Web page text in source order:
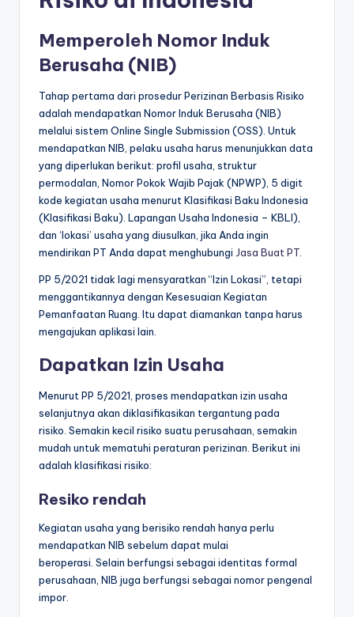
Memperoleh Nomor Induk
Berusaha (NIB)
Tahap pertama dari prosedur Perizinan Berbasis Risiko
adalah mendapatkan Nomor Induk Berusaha (NIB)
melalui sistem Online Single Submission (OSS). Untuk
mendapatkan NIB, pelaku usaha harus menunjukkan data
yang diperlukan berikut: profil usaha, struktur
permodalan, Nomor Pokok Wajib Pajak (NPWP), 5 digit
kode kegiatan usaha menurut Klasifikasi Baku Indonesia
(Klasifikasi Baku). Lapangan Usaha Indonesia – KBLI),
dan ‘lokasi’ usaha yang diusulkan, jika Anda ingin
mendirikan PT Anda dapat menghubungi Jasa Buat PT
PP 5/2021 tidak lagi mensyaratkan “Izin Lokasi”, tetapi
menggantikannya dengan Kesesuaian Kegiatan
Pemanfaatan Ruang. Itu dapat diamankan tanpa harus
mengajukan aplikasi lain.
Dapatkan Izin Usaha
Menurut PP 5/2021, proses mendapatkan izin usaha
selanjutnya akan diklasifikasikan tergantung pada
risiko. Semakin kecil risiko suatu perusahaan, semakin
mudah untuk mematuhi peraturan perizinan. Berikut ini
adalah klasifikasi risiko:
Resiko rendah
Kegiatan usaha yang berisiko rendah hanya perlu
mendapatkan NIB sebelum dapat mulai
beroperasi. Selain berfungsi sebagai identitas formal
perusahaan, NIB juga berfungsi sebagai nomor pengenal
impor.